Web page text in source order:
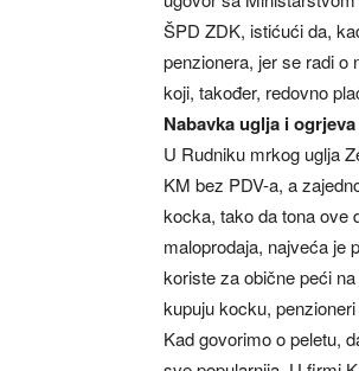
ŠPD ZDK, istićući da,
penzionera, jer se radi o
koji, također, redovno
Nabavka uglja i ogrjeva
U Rudniku mrkog uglja
KM bez PDV-a, a
kocka, tako da tona ove
maloprodaja, najveća je
koriste za obične peći
kupuju kocku,
Kad govorimo o peletu,